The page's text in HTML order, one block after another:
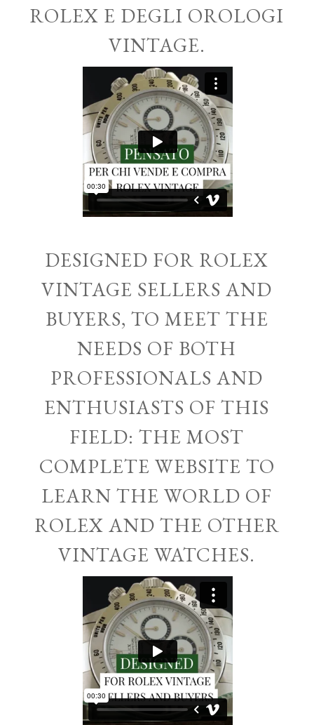
ROLEX E DEGLI OROLOGI
VINTAGE.
DESIGNED FOR ROLEX
VINTAGE SELLERS AND
BUYERS, TO MEET THE
NEEDS OF BOTH
PROFESSIONALS AND
ENTHUSIASTS OF THIS
FIELD: THE MOST
COMPLETE WEBSITE TO
LEARN THE WORLD OF
ROLEX AND THE OTHER
VINTAGE WATCHES.